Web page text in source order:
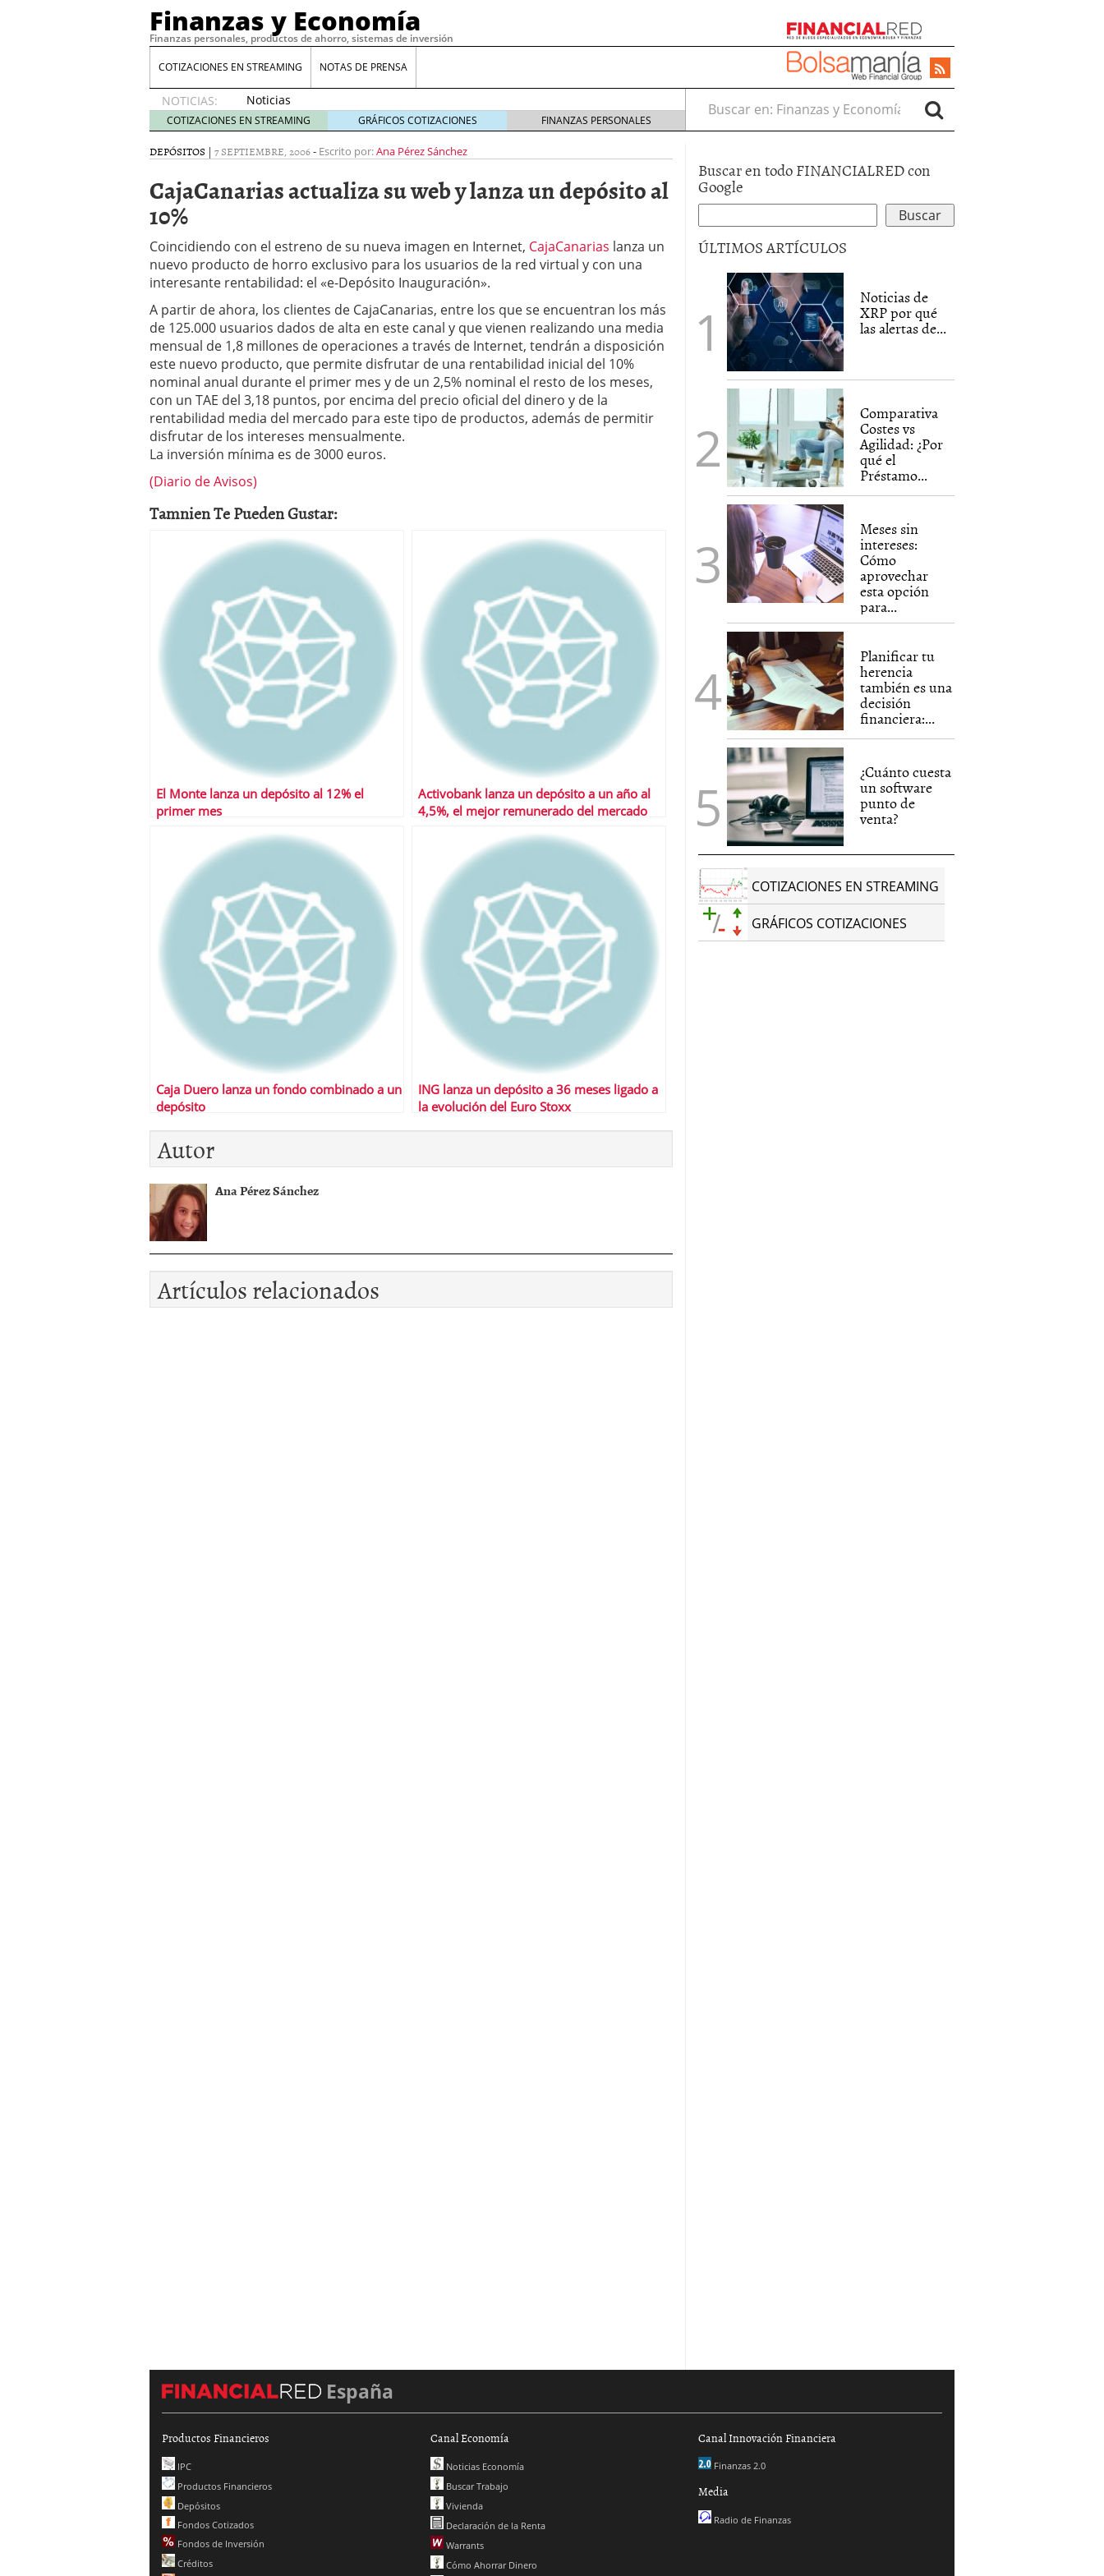
Finanzas y Economía
Finanzas personales, productos de ahorro, sistemas de inversión
COTIZACIONES EN STREAMING NOTAS DE PRENSA
NOTICIAS:
Noticias
de XRP
por qué
las
de
whales
tarde 16
de abril
de 2026
acelera la rentabilidad? 12 de diciembre de 2025
Meses sin intereses: Cómo aprovechar esta opción para gestionar tus
compras 24 de noviembre de 2025
Planificar tu herencia también es una decisión financiera: cómo anticiparte
a los costes 21 de noviembre de 2025
¿Cuánto cuesta un software punto de venta? 3 de octubre de 2025
COTIZACIONES EN STREAMING GRÁFICOS COTIZACIONES FINANZAS PERSONALES
Buscar en:
DEPÓSITOS | 7 SEPTIEMBRE, 2006- Escrito por:Ana Pérez Sánchez
CajaCanarias actualiza su web y lanza un depósito al
10%
Coincidiendo con el estreno de su nueva imagen en Internet, CajaCanarias lanza un
nuevo producto de horro exclusivo para los usuarios de la red virtual y con una
interesante rentabilidad: el «e-Depósito Inauguración».
A partir de ahora, los clientes de CajaCanarias, entre los que se encuentran los más
de 125.000 usuarios dados de alta en este canal y que vienen realizando una media
mensual de 1,8 millones de operaciones a través de Internet, tendrán a disposición
este nuevo producto, que permite disfrutar de una rentabilidad inicial del 10%
nominal anual durante el primer mes y de un 2,5% nominal el resto de los meses,
con un TAE del 3,18 puntos, por encima del precio oficial del dinero y de la
rentabilidad media del mercado para este tipo de productos, además de permitir
disfrutar de los intereses mensualmente.
La inversión mínima es de 3000 euros.
(Diario de Avisos)
Tamnien Te Pueden Gustar:
El Monte lanza un depósito al 12% el
primer mes
Activobank lanza un depósito a un año al
4,5%, el mejor remunerado del mercado
Caja Duero lanza un fondo combinado a un
depósito
ING lanza un depósito a 36 meses ligado a
la evolución del Euro Stoxx
Autor
Ana Pérez Sánchez
Artículos relacionados
Buscar en todo FINANCIALRED con
Google
ÚLTIMOS ARTÍCULOS
Noticias de
XRP por qué
las alertas de...
Comparativa
Costes vs
Agilidad: ¿Por
qué el
Préstamo...
Meses sin
intereses:
Cómo
aprovechar
esta opción
para...
Planificar tu
herencia
también es una
decisión
financiera:...
¿Cuánto cuesta
un software
punto de
venta?
COTIZACIONES EN STREAMING
GRÁFICOS COTIZACIONES
España
Productos Financieros
IPC
Productos Financieros
Depósitos
Fondos Cotizados
Fondos de Inversión
Créditos
Canal Economía
Noticias Economía
Buscar Trabajo
Vivienda
Declaración de la Renta
Warrants
Cómo Ahorrar Dinero
Canal Innovación Financiera
Finanzas 2.0
Media
Radio de Finanzas